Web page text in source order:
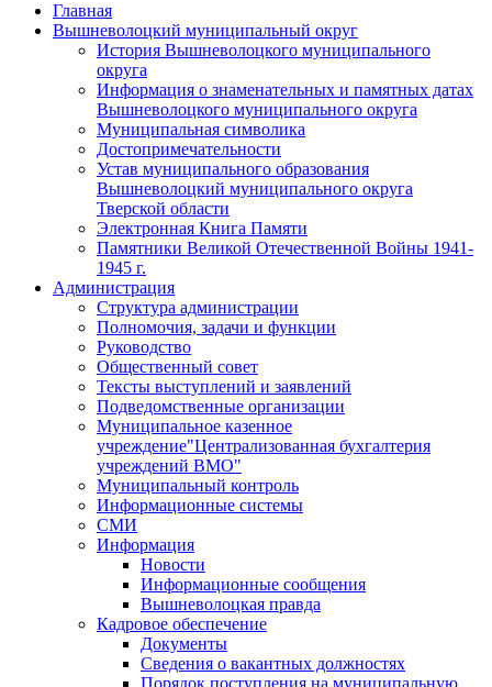
Главная
Вышневолоцкий муниципальный округ
История Вышневолоцкого муниципального
округа
Информация о знаменательных и памятных датах
Вышневолоцкого муниципального округа
Муниципальная символика
Достопримечательности
Устав муниципального образования
Вышневолоцкий муниципального округа
Тверской области
Электронная Книга Памяти
Памятники Великой Отечественной Войны 1941-
1945 г.
Администрация
Структура администрации
Полномочия, задачи и функции
Руководство
Общественный совет
Тексты выступлений и заявлений
Подведомственные организации
Муниципальное казенное
учреждение"Централизованная бухгалтерия
учреждений ВМО"
Муниципальный контроль
Информационные системы
СМИ
Информация
Новости
Информационные сообщения
Вышневолоцкая правда
Кадровое обеспечение
Документы
Сведения о вакантных должностях